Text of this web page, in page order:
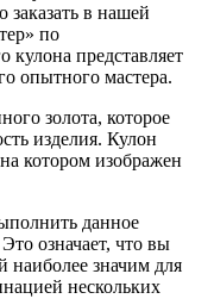
в нашей
по
кулона представляет
опытного мастера.
золота, которое
изделия. Кулон
котором изображен
данное
означает, что вы
наиболее значим для
нескольких